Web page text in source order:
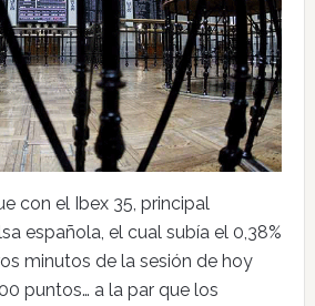
con el Ibex 35, principal
española, el cual subía el 0,38%
minutos de la sesión de hoy
puntos… a la par que los